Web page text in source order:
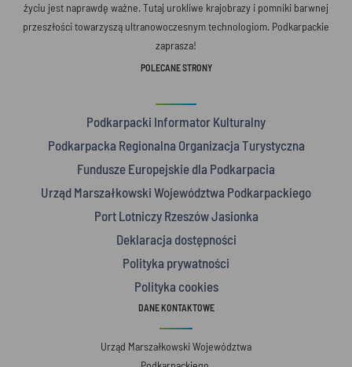
życiu jest naprawdę ważne. Tutaj urokliwe krajobrazy i pomniki barwnej
przeszłości towarzyszą ultranowoczesnym technologiom. Podkarpackie
zaprasza!
POLECANE STRONY
Podkarpacki Informator Kulturalny
Podkarpacka Regionalna Organizacja Turystyczna
Fundusze Europejskie dla Podkarpacia
Urząd Marszałkowski Województwa Podkarpackiego
Port Lotniczy Rzeszów Jasionka
Deklaracja dostępności
Polityka prywatności
Polityka cookies
DANE KONTAKTOWE
Urząd Marszałkowski Województwa